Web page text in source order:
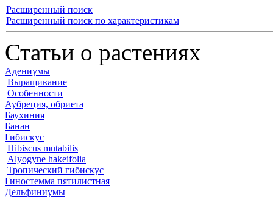
Расширенный поиск
Расширенный поиск по характеристикам
Статьи о растениях
Адениумы
Выращивание
Особенности
Аубреция, обриета
Баухиния
Банан
Гибискус
Hibiscus mutabilis
Alyogyne hakeifolia
Тропический гибискус
Гиностемма пятилистная
Дельфиниумы